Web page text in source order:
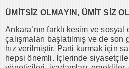
ÜMİTSİZ OLMAYIN, ÜMİT SİZ
Ankara’nın farklı kesim ve
çalışmaları başlatılmış ve de
hız verilmiştir. Parti kurmak için
hepsi önemli. İçlerinde